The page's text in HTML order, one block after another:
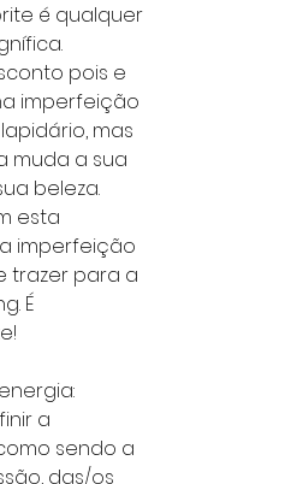
é qualquer
pois e
imperfeição
mas
muda a sua
beleza.
esta
imperfeição
trazer para a
É
a
sendo a
das/os